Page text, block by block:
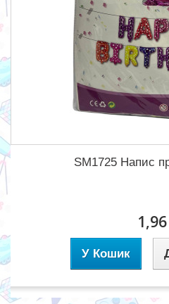
SM1725 Напис
У Кошик